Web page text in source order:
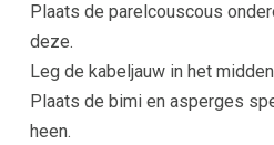
Plaats de parelcouscous
deze.
Leg de kabeljauw in het
Plaats de bimi en asperges
heen.